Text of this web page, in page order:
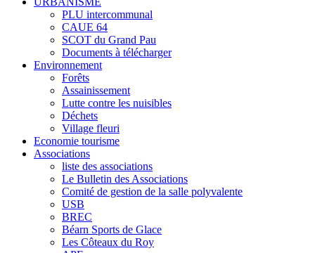
PLU intercommunal
CAUE 64
SCOT du Grand Pau
Documents à télécharger
Environnement
Forêts
Assainissement
Lutte contre les nuisibles
Déchets
Village fleuri
Economie tourisme
Associations
liste des associations
Le Bulletin des Associations
Comité de gestion de la salle polyvalente
USB
BREC
Béarn Sports de Glace
Les Côteaux du Roy